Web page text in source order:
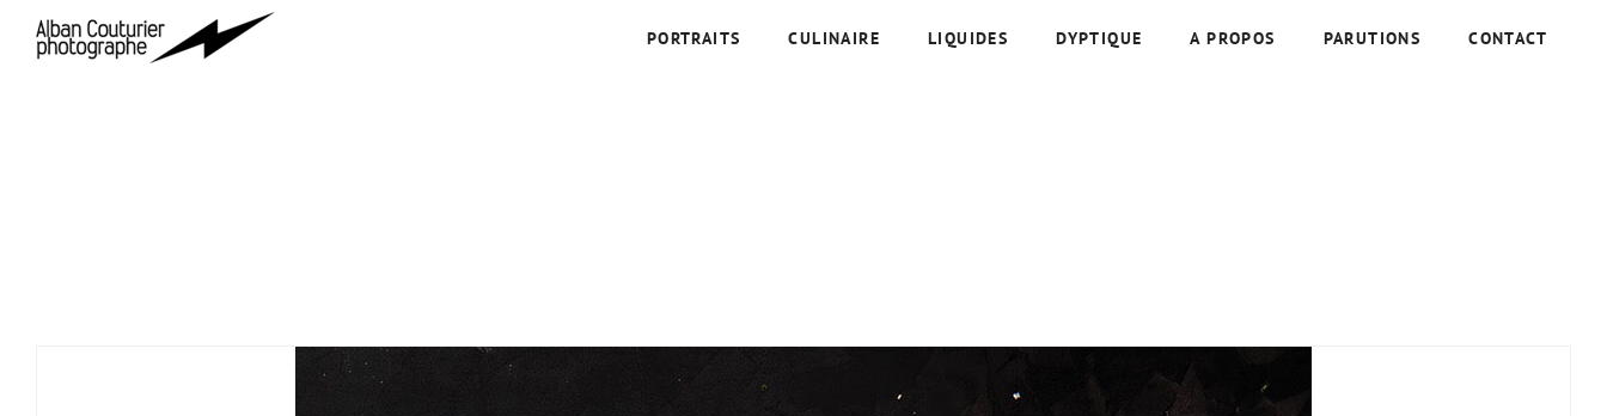
PORTRAITS CULINAIRE LIQUIDES DYPTIQUE A PROPOS PARUTIONS CONTACT